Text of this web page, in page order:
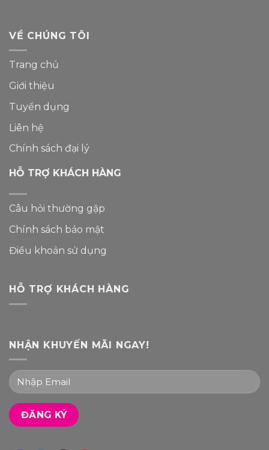
VỀ CHÚNG TÔI
Trang chủ
Giới thiệu
Tuyển dụng
Liên hệ
Chính sách đại lý
HỖ TRỢ KHÁCH HÀNG
Câu hỏi thường gặp
Chính sách bảo mật
Điều khoản sử dụng
HỖ TRỢ KHÁCH HÀNG
NHẬN KHUYẾN MÃI NGAY!